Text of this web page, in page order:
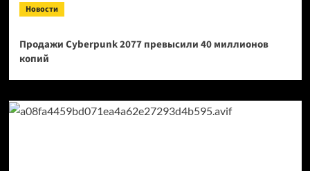
Новости
Продажи Cyberpunk 2077 превысили 40 миллионов
копий